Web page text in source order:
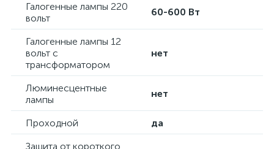
Галогенные лампы 220
вольт
60-600 Вт
Галогенные лампы 12
вольт с
трансформатором
нет
Люминесцентные
лампы
нет
Проходной
да
Защита от короткого